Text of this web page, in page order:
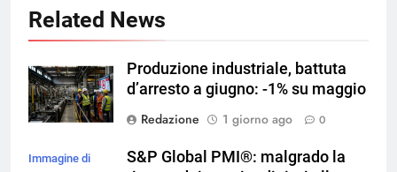
Related News
Produzione industriale, battuta
d’arresto a giugno: -1% su maggio
Redazione
1 giorno ago 0
Immagine di
S&P Global PMI®: malgrado la